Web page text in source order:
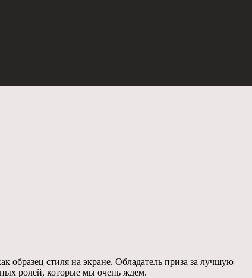
стиля на экране. Обладатель приза за лучшую
ролей, которые мы очень ждем.